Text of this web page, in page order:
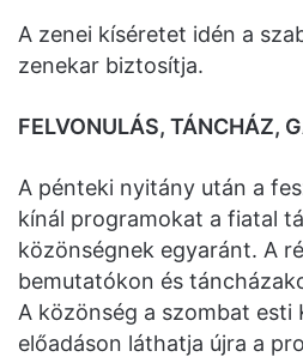
A zenei kíséretet idén a
zenekar biztosítja.
FELVONULÁS, TÁNCHÁZ,
A pénteki nyitány után a
kínál programokat a fiatal
közönségnek egyaránt. A
bemutatókon és
A közönség a szombat esti
előadáson láthatja újra a